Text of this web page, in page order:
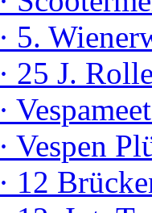
5.
25 J.
Vespen
12